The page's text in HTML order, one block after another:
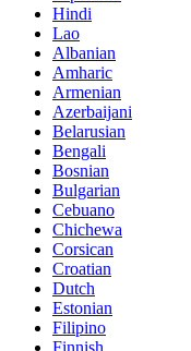
Hindi
Lao
Albanian
Amharic
Armenian
Azerbaijani
Belarusian
Bengali
Bosnian
Bulgarian
Cebuano
Chichewa
Corsican
Croatian
Dutch
Estonian
Filipino
Finnish